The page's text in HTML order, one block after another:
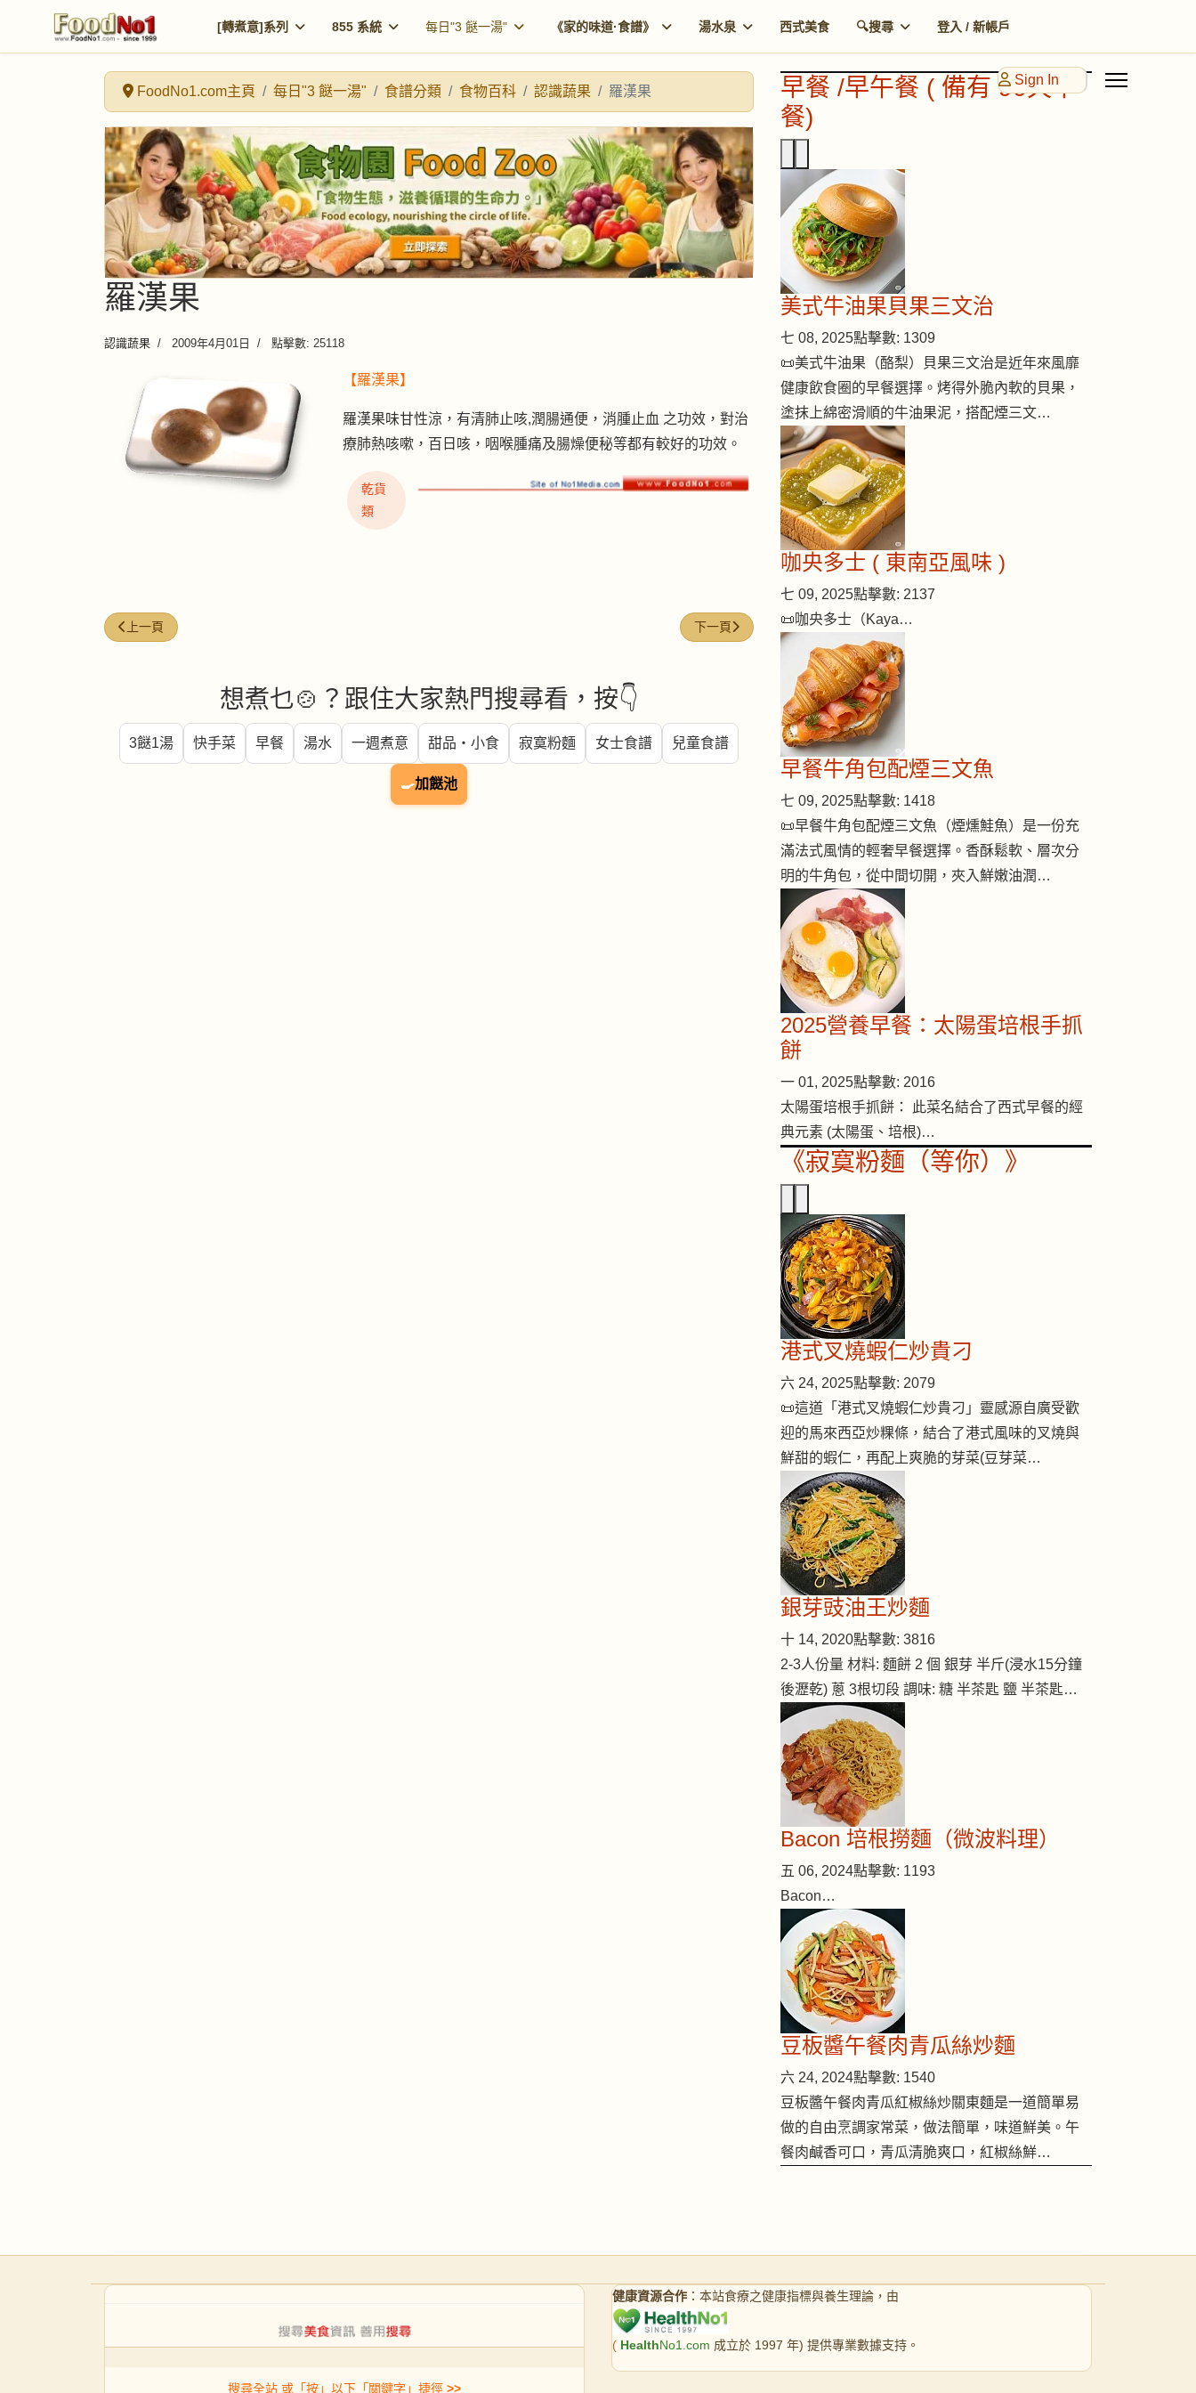
[轉煮意]系列 855 系統 每日"3 餸一湯" 《家的味道·食譜》 湯水泉 西式美食 🔍搜尋 登入 / 新帳戶
Sign In
FoodNo1.com主頁 每日"3 餸一湯" 食譜分類 食物百科 認識蔬果 羅漢果
羅漢果
認識蔬果 2009年4月01日 點擊數: 25118
【羅漢果】
羅漢果味甘性涼，有清肺止咳,潤腸通便，消腫止血 之功效，對治
療肺熱咳嗽，百日咳，咽喉腫痛及腸燥便秘等都有較好的功效。
乾貨
類
上一篇文章: 燈芯草
上一頁 下一篇文章: 西洋菜
下一頁
想煮乜🍲？跟住大家熱門搜尋看，按👇
3餸1湯 快手菜 早餐 湯水 一週煮意 甜品・小食 寂寞粉麵 女士食譜 兒童食譜
🍳加餸池
早餐 /早午餐 ( 備有 90天早
餐)
美式牛油果貝果三文治
七 08, 2025點擊數: 1309
📜美式牛油果（酪梨）貝果三文治是近年來風靡
健康飲食圈的早餐選擇。烤得外脆內軟的貝果，
塗抹上綿密滑順的牛油果泥，搭配煙三文…
咖央多士 ( 東南亞風味 )
七 09, 2025點擊數: 2137
📜咖央多士（Kaya…
早餐牛角包配煙三文魚
七 09, 2025點擊數: 1418
📜早餐牛角包配煙三文魚（煙燻鮭魚）是一份充
滿法式風情的輕奢早餐選擇。香酥鬆軟、層次分
明的牛角包，從中間切開，夾入鮮嫩油潤…
2025營養早餐：太陽蛋培根手抓
餅
一 01, 2025點擊數: 2016
太陽蛋培根手抓餅： 此菜名結合了西式早餐的經
典元素 (太陽蛋、培根)…
《寂寞粉麵（等你）》
港式叉燒蝦仁炒貴刁
六 24, 2025點擊數: 2079
📜這道「港式叉燒蝦仁炒貴刁」靈感源自廣受歡
迎的馬來西亞炒粿條，結合了港式風味的叉燒與
鮮甜的蝦仁，再配上爽脆的芽菜(豆芽菜…
銀芽豉油王炒麵
十 14, 2020點擊數: 3816
2-3人份量 材料: 麵餅 2 個 銀芽 半斤(浸水15分鐘
後瀝乾) 蔥 3根切段 調味: 糖 半茶匙 鹽 半茶匙…
Bacon 培根撈麵（微波料理）
五 06, 2024點擊數: 1193
Bacon…
豆板醬午餐肉青瓜絲炒麵
六 24, 2024點擊數: 1540
豆板醬午餐肉青瓜紅椒絲炒關東麵是一道簡單易
做的自由烹調家常菜，做法簡單，味道鮮美。午
餐肉鹹香可口，青瓜清脆爽口，紅椒絲鮮…
搜尋全站 或「按」以下「關鍵字」捷徑 >>
健康資源合作 ：本站食療之健康指標與養生理論，由
( HealthNo1.com 成立於 1997 年) 提供專業數據支持。